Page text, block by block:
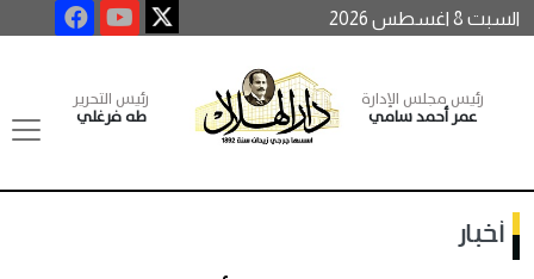
السبت 8 اغسطس 2026
رئيس مجلس الإدارة
عمر أحمد سامي
رئيس التحرير
طه فرغلي
أخبار